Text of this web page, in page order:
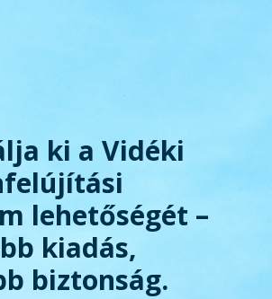
ki a Vidéki
lehetőségét –
kiadás,
biztonság.